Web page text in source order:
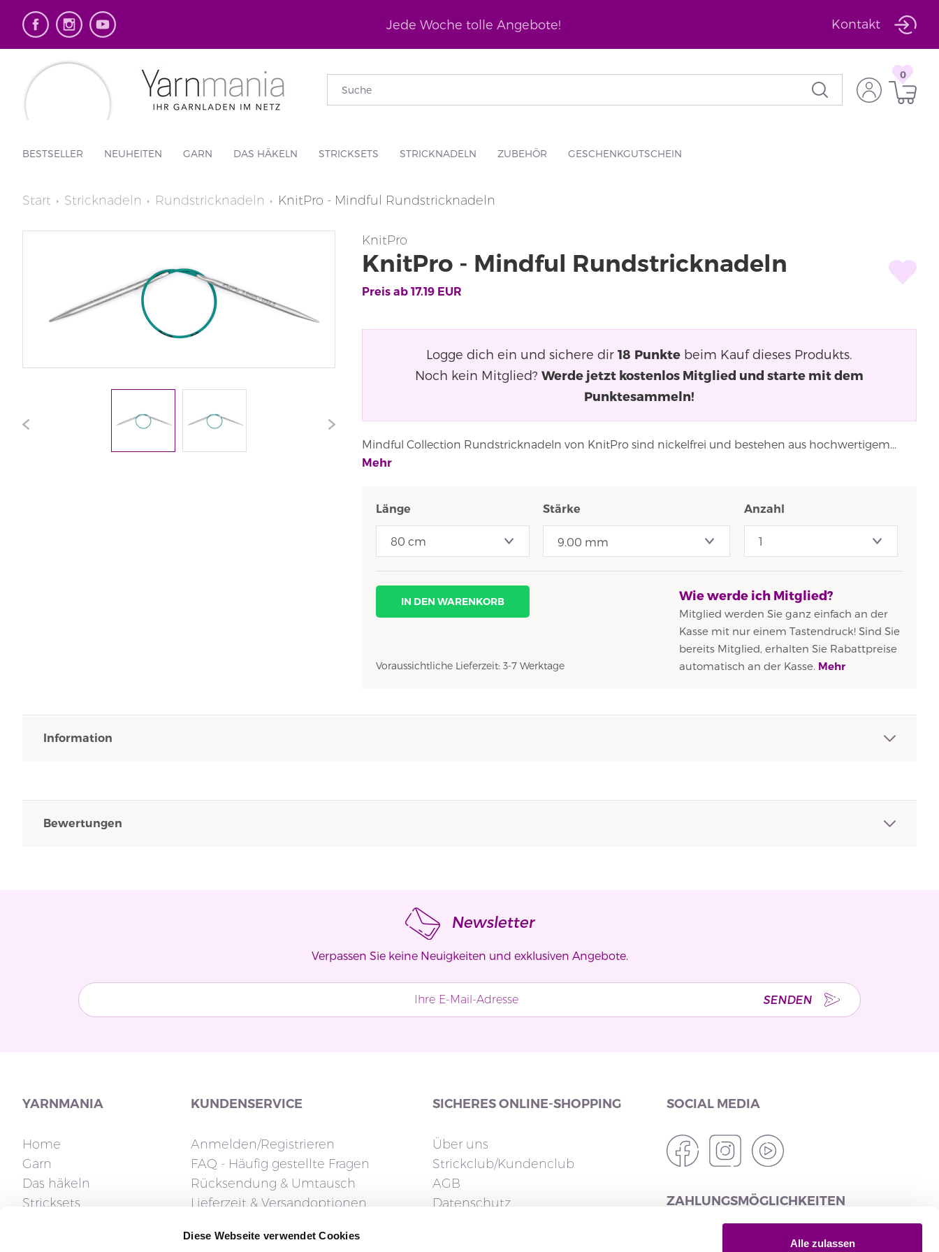
Diese Webseite verwendet Cookies
Alle zulassen
Jede Woche tolle Angebote! Kontakt
0
BESTSELLER NEUHEITEN GARN DAS HÄKELN STRICKSETS STRICKNADELN ZUBEHÖR GESCHENKGUTSCHEIN
Start Stricknadeln Rundstricknadeln KnitPro - Mindful Rundstricknadeln
KnitPro
KnitPro - Mindful Rundstricknadeln
Preis ab 17.19 EUR
Logge dich ein und sichere dir18 Punkte beim Kauf dieses Produkts.
Noch kein Mitglied?Werde jetzt kostenlos Mitglied und starte mit dem
Punktesammeln!
Mindful Collection Rundstricknadeln von KnitPro sind nickelfrei und bestehen aus hochwertigem...
Mehr
Länge Stärke
9.00 mm
Anzahl
IN DEN WARENKORB
Voraussichtliche Lieferzeit: 3-7 Werktage
Wie werde ich Mitglied?
Mitglied werden Sie ganz einfach an der
Kasse mit nur einem Tastendruck! Sind Sie
bereits Mitglied, erhalten Sie Rabattpreise
automatisch an der Kasse. Mehr
Information
Bewertungen
Newsletter
Verpassen Sie keine Neuigkeiten und exklusiven Angebote.
SENDEN
YARNMANIA
Home
Garn
Das häkeln
Stricksets
KUNDENSERVICE
Anmelden/Registrieren
FAQ - Häufig gestellte Fragen
Rücksendung & Umtausch
Lieferzeit & Versandoptionen
Klarna FAQ
SICHERES ONLINE-SHOPPING
Über uns
Strickclub/Kundenclub
AGB
Datenschutz
SOCIAL MEDIA
ZAHLUNGSMÖGLICHKEITEN